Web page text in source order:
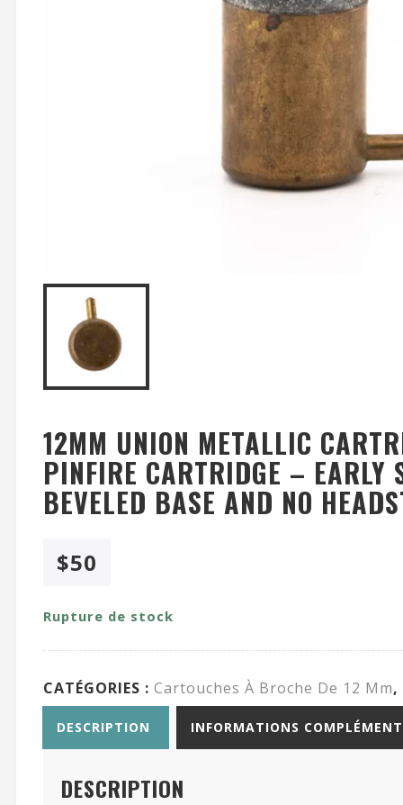
12MM UNION METALLIC
PINFIRE CARTRIDGE – EARLY
BEVELED BASE AND NO
$50
Rupture de stock
CATÉGORIES : Cartouches À Broche De 12 Mm,
DESCRIPTION INFORMATIONS
DESCRIPTION